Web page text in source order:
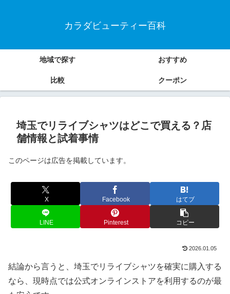
カラダビューティー百科
地域で探す おすすめ
比較 クーポン
埼玉でリライブシャツはどこで買える？店
舗情報と試着事情
このページは広告を掲載しています。
X Facebook はてブ
LINE Pinterest コピー
2026.01.05
結論から言うと、埼玉でリライブシャツを確実に購入する
なら、現時点では公式オンラインストアを利用するのが最